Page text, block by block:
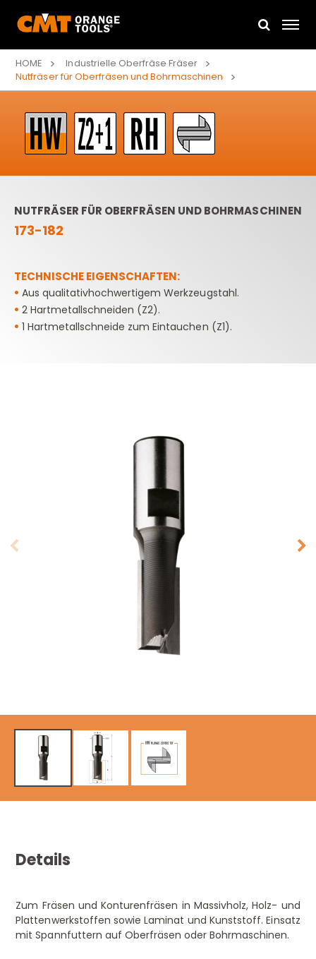
HOME
Industrielle Oberfräse Fräser
Nutfräser für Oberfräsen und Bohrmaschinen
NUTFRÄSER FÜR OBERFRÄSEN UND BOHRMASCHINEN
173-182
TECHNISCHE EIGENSCHAFTEN:
•Aus qualitativhochwertigem Werkzeugstahl.
•2 Hartmetallschneiden (Z2).
•1 Hartmetallschneide zum Eintauchen (Z1).
Details
Zum Fräsen und Konturenfräsen in Massivholz, Holz- und
Plattenwerkstoffen sowie Laminat und Kunststoff. Einsatz
mit Spannfuttern auf Oberfräsen oder Bohrmaschinen.